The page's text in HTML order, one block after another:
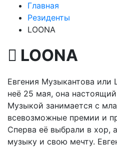
Главная
Резиденты
LOONA
LOONA
Евгения Музыкантова или
неё 25 мая, она
Музыкой занимается с
всевозможные премии и
Сперва её выбрали в хор,
музыку и свою мечту.